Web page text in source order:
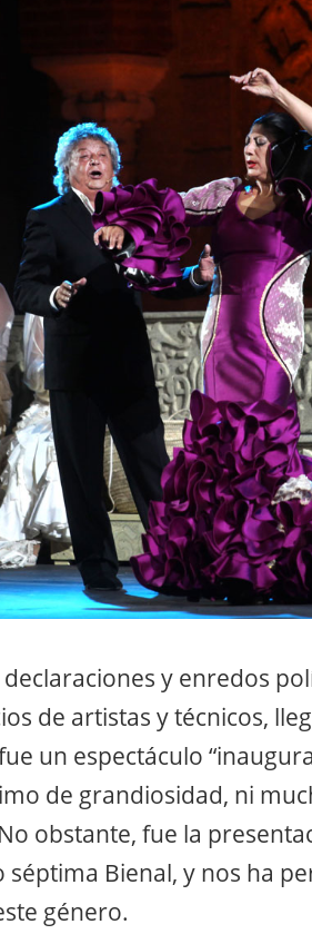
y enredos
de artistas y técnicos,
un espectáculo
de grandiosidad, ni
obstante, fue la
séptima Bienal, y nos ha
género.